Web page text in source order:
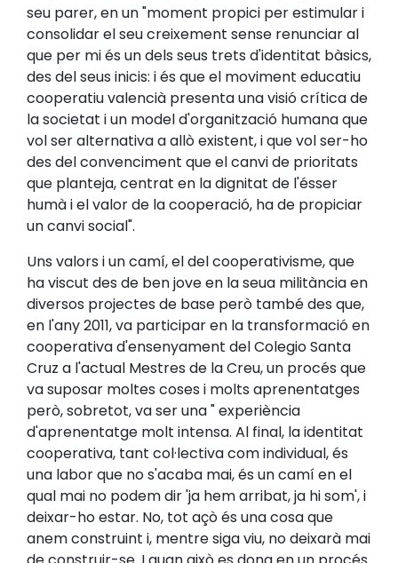
seu parer, en un "moment propici per estimular i
consolidar el seu creixement sense renunciar al
que per mi és un dels seus trets d'identitat bàsics,
des del seus inicis: i és que el moviment educatiu
cooperatiu valencià presenta una visió crítica de
la societat i un model d'organització humana que
vol ser alternativa a allò existent, i que vol ser-ho
des del convenciment que el canvi de prioritats
que planteja, centrat en la dignitat de l'ésser
humà i el valor de la cooperació, ha de propiciar
un canvi social".
Uns valors i un camí, el del cooperativisme, que
ha viscut des de ben jove en la seua militància en
diversos projectes de base però també des que,
en l'any 2011, va participar en la transformació en
cooperativa d'ensenyament del Colegio Santa
Cruz a l'actual Mestres de la Creu, un procés que
va suposar moltes coses i molts aprenentatges
però, sobretot, va ser una " experiència
d'aprenentatge molt intensa. Al final, la identitat
cooperativa, tant col·lectiva com individual, és
una labor que no s'acaba mai, és un camí en el
qual mai no podem dir 'ja hem arribat, ja hi som', i
deixar-ho estar. No, tot açò és una cosa que
anem construint i, mentre siga viu, no deixarà mai